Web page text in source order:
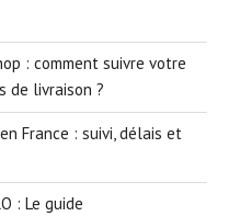
: comment suivre votre
de livraison ?
France : suivi, délais et
: Le guide